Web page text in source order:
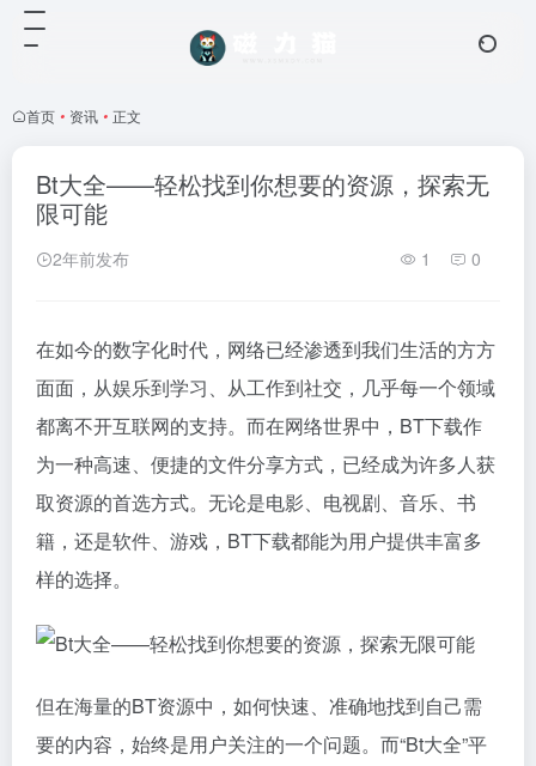
首页 • 资讯 • 正文
Bt大全——轻松找到你想要的资源，探索无
限可能
2年前发布 1 0
在如今的数字化时代，网络已经渗透到我们生活的方方
面面，从娱乐到学习、从工作到社交，几乎每一个领域
都离不开互联网的支持。而在网络世界中，BT下载作
为一种高速、便捷的文件分享方式，已经成为许多人获
取资源的首选方式。无论是电影、电视剧、音乐、书
籍，还是软件、游戏，BT下载都能为用户提供丰富多
样的选择。
但在海量的BT资源中，如何快速、准确地找到自己需
要的内容，始终是用户关注的一个问题。而“Bt大全”平